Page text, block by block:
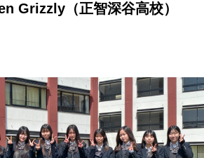
Grizzly（正智深谷高校）